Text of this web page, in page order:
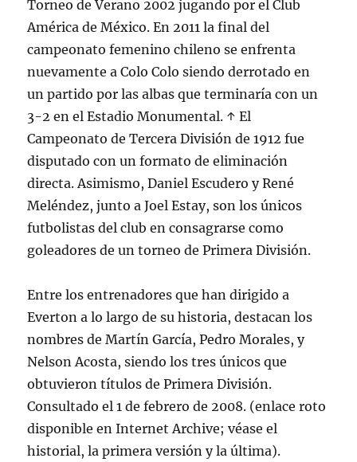
Torneo de Verano 2002 jugando por el Club
América de México. En 2011 la final del
campeonato femenino chileno se enfrenta
nuevamente a Colo Colo siendo derrotado en
un partido por las albas que terminaría con un
3-2 en el Estadio Monumental. ↑ El
Campeonato de Tercera División de 1912 fue
disputado con un formato de eliminación
directa. Asimismo, Daniel Escudero y René
Meléndez, junto a Joel Estay, son los únicos
futbolistas del club en consagrarse como
goleadores de un torneo de Primera División.
Entre los entrenadores que han dirigido a
Everton a lo largo de su historia, destacan los
nombres de Martín García, Pedro Morales, y
Nelson Acosta, siendo los tres únicos que
obtuvieron títulos de Primera División.
Consultado el 1 de febrero de 2008. (enlace roto
disponible en Internet Archive; véase el
historial, la primera versión y la última).